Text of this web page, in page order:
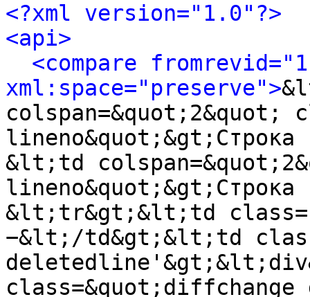
<?xml version="1.0"?>
<api>
<compare
xml:space="preserve">
&lt;td
&lt;tr&gt;&lt;td
−&lt;/td&gt;&lt;td